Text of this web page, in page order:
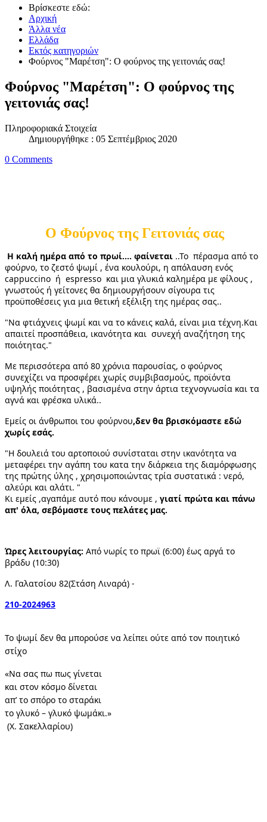
Βρίσκεστε εδώ:
Αρχική
Άλλα νέα
Ελλάδα
Εκτός κατηγοριών
Φούρνος "Μαρέτση": Ο φούρνος της γειτονιάς σας!
Φούρνος "Μαρέτση": Ο φούρνος της
γειτονιάς σας!
Πληροφοριακά Στοιχεία
Δημιουργήθηκε : 05 Σεπτέμβριος 2020
0 Comments
Ο Φούρνος της Γειτονιάς σας
Η καλή ημέρα από το πρωί.... φαίνεται ..Το  πέρασμα από το
φούρνο, το ζεστό ψωμί , ένα κουλούρι, η απόλαυση ενός
cappuccino  ή  espresso  και μια γλυκιά καλημέρα με φίλους ,
γνωστούς ή γείτονες θα δημιουργήσουν σίγουρα τις
προϋποθέσεις για μια θετική εξέλιξη της ημέρας σας..
"Nα φτιάχνεις ψωμί και να το κάνεις καλά, είναι μια τέχνη.Και
απαιτεί προσπάθεια, ικανότητα και  συνεχή αναζήτηση της
ποιότητας."
Με περισσότερα από 80 χρόνια παρουσίας, ο φούρνος
συνεχίζει να προσφέρει χωρίς συμβιβασμούς, προϊόντα
υψηλής ποιότητας , βασισμένα στην άρτια τεχνογνωσία και τα
αγνά και φρέσκα υλικά..
Εμείς οι άνθρωποι του φούρνου,δεν θα βρισκόμαστε εδώ
χωρίς εσάς.
"Η δουλειά του αρτοποιού συνίσταται στην ικανότητα να
μεταφέρει την αγάπη του κατα την διάρκεια της διαμόρφωσης
της πρώτης ύλης , χρησιμοποιώντας τρία συστατικά : νερό,
αλεύρι και αλάτι. "
Κι εμείς ,αγαπάμε αυτό που κάνουμε , γιατί πρώτα και πάνω
απ' όλα, σεβόμαστε τους πελάτες μας.
Ώρες λειτουργίας: Από νωρίς το πρωϊ (6:00) έως αργά το
βράδυ (10:30)
Λ. Γαλατσίου 82(Στάση Λιναρά) -
210-2024963
Το ψωμί δεν θα μπορούσε να λείπει ούτε από τον ποιητικό
στίχο
«Να σας πω πως γίνεται
και στον κόσμο δίνεται
απ’ το σπόρο το σταράκι
το γλυκό – γλυκό ψωμάκι.»
(Χ. Σακελλαρίου)